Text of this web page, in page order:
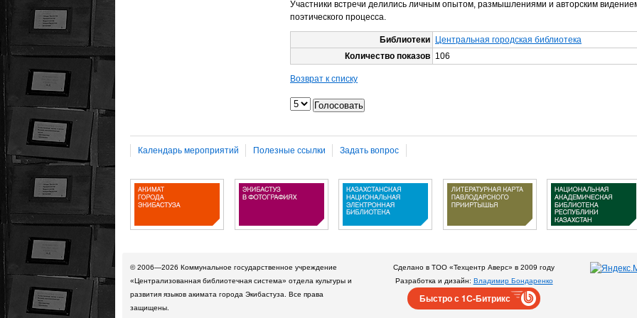
Участники встречи делились личным опытом, размышлениями и авторским
поэтического процесса.
Библиотеки
Центральная городская библиотека
Количество показов 106
Возврат к списку
Календарь мероприятий Полезные ссылки Задать вопрос
© 2006—2026 Коммунальное государственное учреждение
«Централизованная библиотечная система» отдела культуры и
развития языков акимата города Экибастуза. Все права
защищены.
Сделано в ТОО «Техцентр Аверс» в 2009 году
Разработка и дизайн: Владимир Бондаренко
Быстро с 1С-Битрикс